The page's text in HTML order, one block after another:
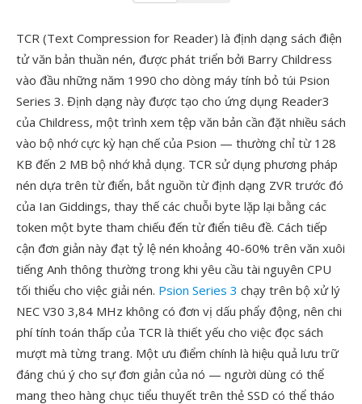
TCR (Text Compression for Reader) là định dạng sách điện
tử văn bản thuần nén, được phát triển bởi Barry Childress
vào đầu những năm 1990 cho dòng máy tính bỏ túi Psion
Series 3. Định dạng này được tạo cho ứng dụng Reader3
của Childress, một trình xem tệp văn bản cần đặt nhiều sách
vào bộ nhớ cực kỳ hạn chế của Psion — thường chỉ từ 128
KB đến 2 MB bộ nhớ khả dụng. TCR sử dụng phương pháp
nén dựa trên từ điển, bắt nguồn từ định dạng ZVR trước đó
của Ian Giddings, thay thế các chuỗi byte lặp lại bằng các
token một byte tham chiếu đến từ điển tiêu đề. Cách tiếp
cận đơn giản này đạt tỷ lệ nén khoảng 40-60% trên văn xuôi
tiếng Anh thông thường trong khi yêu cầu tài nguyên CPU
tối thiểu cho việc giải nén. Psion Series 3 chạy trên bộ xử lý
NEC V30 3,84 MHz không có đơn vị dấu phẩy động, nên chi
phí tính toán thấp của TCR là thiết yếu cho việc đọc sách
mượt mà từng trang. Một ưu điểm chính là hiệu quả lưu trữ
đáng chú ý cho sự đơn giản của nó — người dùng có thể
mang theo hàng chục tiểu thuyết trên thẻ SSD có thể tháo